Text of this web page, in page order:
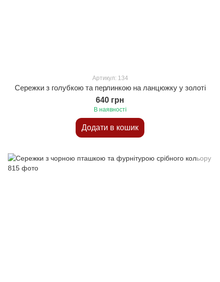
Артикул: 134
Сережки з голубкою та перлинкою на ланцюжку у золоті
640 грн
В наявності
Додати в кошик